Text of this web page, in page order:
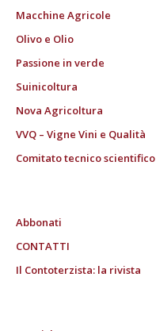
Macchine Agricole
Olivo e Olio
Passione in verde
Suinicoltura
Nova Agricoltura
VVQ – Vigne Vini e Qualità
Comitato tecnico scientifico
Abbonati
CONTATTI
Il Contoterzista: la rivista